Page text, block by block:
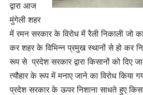
द्वारा आज
मुंगेली शहर
में रमन सरकार के विरोध में रैली निकाली जो
कर शहर के विभिन्न प्रमुख स्थानों से हो कर
रूप से प्रदेश सरकार द्वारा किसानों को दिए
त्यौहार के रूप में मनाए जाने का विरोध किया
प्रदेश सरकार के ऊपर निशाना साधते हुए